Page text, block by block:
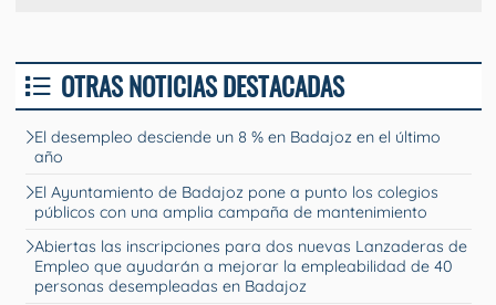
OTRAS NOTICIAS DESTACADAS
El desempleo desciende un 8 % en Badajoz en el último
año
El Ayuntamiento de Badajoz pone a punto los colegios
públicos con una amplia campaña de mantenimiento
Abiertas las inscripciones para dos nuevas Lanzaderas de
Empleo que ayudarán a mejorar la empleabilidad de 40
personas desempleadas en Badajoz